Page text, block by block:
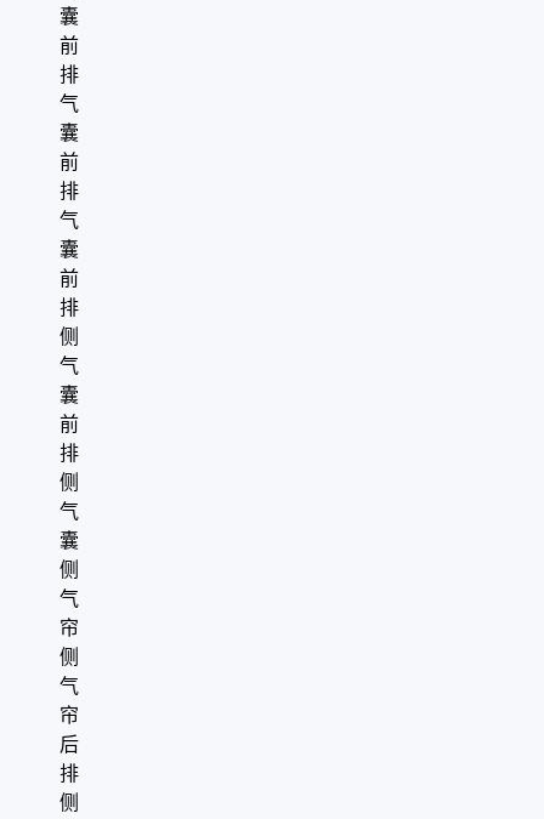
囊
前
排
气
囊
前
排
气
囊
前
排
侧
气
囊
前
排
侧
气
囊
侧
气
帘
侧
气
帘
后
排
侧